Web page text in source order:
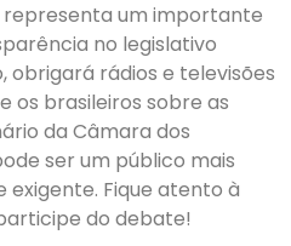
representa um importante
no legislativo
obrigará rádios e televisões
os brasileiros sobre as
da Câmara dos
ser um público mais
Fique atento à
do debate!